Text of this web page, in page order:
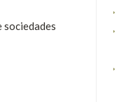
sociedades